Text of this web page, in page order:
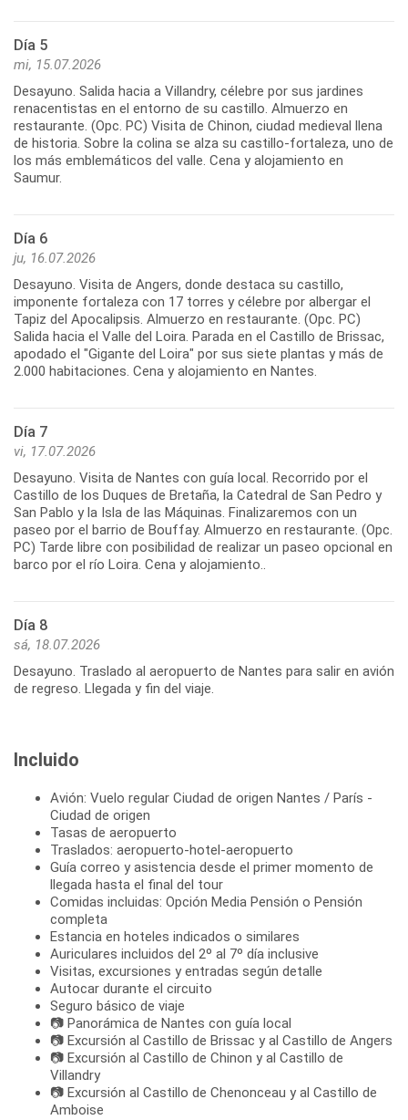
Día 5
mi, 15.07.2026
Desayuno. Salida hacia a Villandry, célebre por sus jardines
renacentistas en el entorno de su castillo. Almuerzo en
restaurante. (Opc. PC) Visita de Chinon, ciudad medieval llena
de historia. Sobre la colina se alza su castillo-fortaleza, uno de
los más emblemáticos del valle. Cena y alojamiento en
Saumur.
Día 6
ju, 16.07.2026
Desayuno. Visita de Angers, donde destaca su castillo,
imponente fortaleza con 17 torres y célebre por albergar el
Tapiz del Apocalipsis. Almuerzo en restaurante. (Opc. PC)
Salida hacia el Valle del Loira. Parada en el Castillo de Brissac,
apodado el "Gigante del Loira" por sus siete plantas y más de
2.000 habitaciones. Cena y alojamiento en Nantes.
Día 7
vi, 17.07.2026
Desayuno. Visita de Nantes con guía local. Recorrido por el
Castillo de los Duques de Bretaña, la Catedral de San Pedro y
San Pablo y la Isla de las Máquinas. Finalizaremos con un
paseo por el barrio de Bouffay. Almuerzo en restaurante. (Opc.
PC) Tarde libre con posibilidad de realizar un paseo opcional en
barco por el río Loira. Cena y alojamiento..
Día 8
sá, 18.07.2026
Desayuno. Traslado al aeropuerto de Nantes para salir en avión
de regreso. Llegada y fin del viaje.
Incluido
Avión: Vuelo regular Ciudad de origen Nantes / París -
Ciudad de origen
Tasas de aeropuerto
Traslados: aeropuerto-hotel-aeropuerto
Guía correo y asistencia desde el primer momento de
llegada hasta el final del tour
Comidas incluidas: Opción Media Pensión o Pensión
completa
Estancia en hoteles indicados o similares
Auriculares incluidos del 2º al 7º día inclusive
Visitas, excursiones y entradas según detalle
Autocar durante el circuito
Seguro básico de viaje
📷 Panorámica de Nantes con guía local
📷 Excursión al Castillo de Brissac y al Castillo de Angers
📷 Excursión al Castillo de Chinon y al Castillo de
Villandry
📷 Excursión al Castillo de Chenonceau y al Castillo de
Amboise